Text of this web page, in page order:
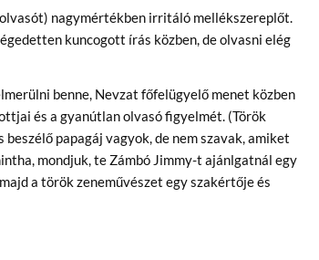
nagymértékben irritáló mellékszereplőt.
kuncogott írás közben, de olvasni elég
benne, Nevzat főfelügyelő menet közben
és a gyanútlan olvasó figyelmét. (Török
papagáj vagyok, de nem szavak, amiket
mondjuk, te Zámbó Jimmy-t ajánlgatnál egy
a török zeneművészet egy szakértője és